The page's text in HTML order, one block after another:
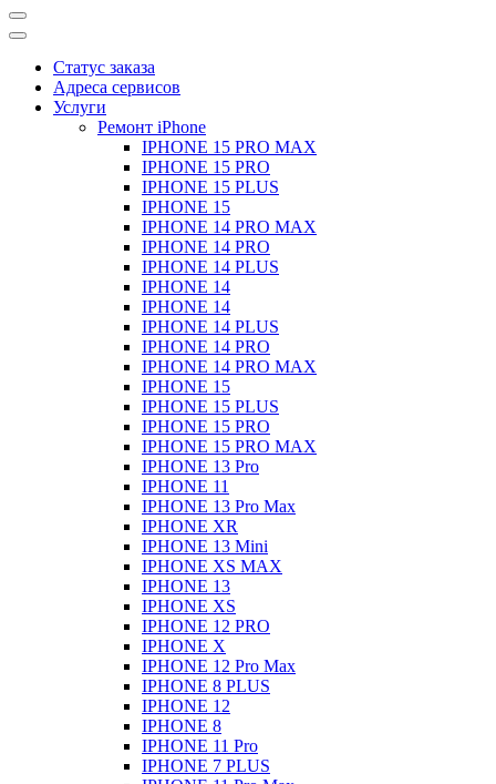
Статус заказа
Адреса сервисов
Услуги
Ремонт iPhone
IPHONE 15 PRO MAX
IPHONE 15 PRO
IPHONE 15 PLUS
IPHONE 15
IPHONE 14 PRO MAX
IPHONE 14 PRO
IPHONE 14 PLUS
IPHONE 14
IPHONE 14
IPHONE 14 PLUS
IPHONE 14 PRO
IPHONE 14 PRO MAX
IPHONE 15
IPHONE 15 PLUS
IPHONE 15 PRO
IPHONE 15 PRO MAX
IPHONE 13 Pro
IPHONE 11
IPHONE 13 Pro Max
IPHONE XR
IPHONE 13 Mini
IPHONE XS MAX
IPHONE 13
IPHONE XS
IPHONE 12 PRO
IPHONE X
IPHONE 12 Pro Max
IPHONE 8 PLUS
IPHONE 12
IPHONE 8
IPHONE 11 Pro
IPHONE 7 PLUS